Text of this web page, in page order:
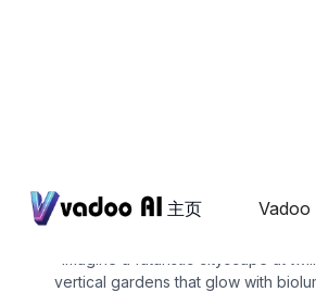
主页 Vadoo
cool wallpaper
vertical gardens that glow with